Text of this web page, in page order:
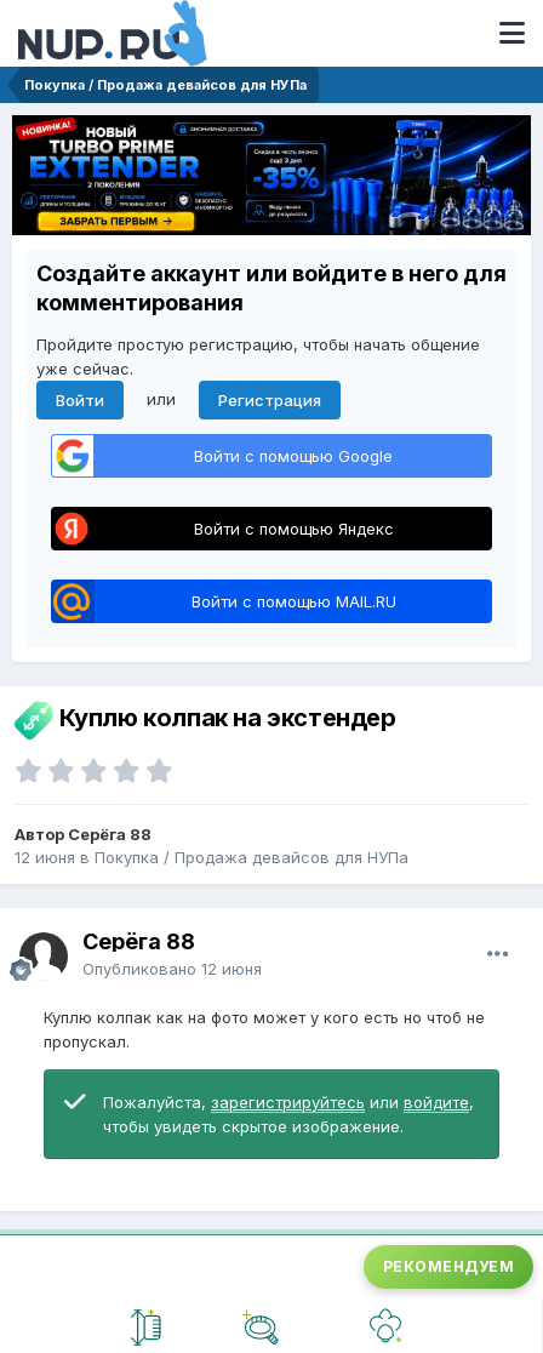
Покупка / Продажа девайсов для НУПа
Создайте аккаунт или войдите в него для
комментирования
Пройдите простую регистрацию, чтобы начать общение
уже сейчас.
Войти
или Регистрация
Войти с помощью Google
Войти с помощью Яндекс
Войти с помощью MAIL.RU
Куплю колпак на экстендер
Автор Серёга 88
12 июня в Покупка / Продажа девайсов для НУПа
Серёга 88
Опубликовано 12 июня
Куплю колпак как на фото может у кого есть но чтоб не
пропускал.
Пожалуйста, зарегистрируйтесь или войдите,
чтобы увидеть скрытое изображение.
РЕКОМЕНДУЕМ